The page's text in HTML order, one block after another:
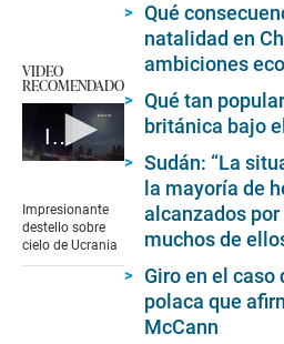
VIDEO
RECOMENDADO
Impresionante destello sobre cielo de Ucrania
of
44
seconds
Impresionante
destello sobre
cielo de Ucrania
Qué
natalidad en
ambiciones
Qué tan
británica bajo
Sudán: “La
la mayoría de
alcanzados
muchos de
Giro en el
polaca que
McCann